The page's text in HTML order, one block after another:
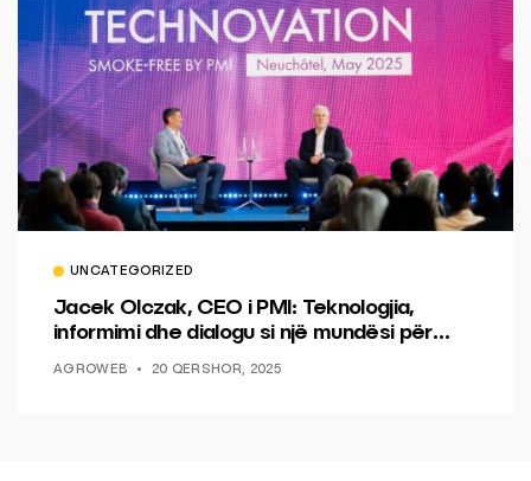
UNCATEGORIZED
Jacek Olczak, CEO i PMI: Teknologjia,
informimi dhe dialogu si një mundësi për
AGROWEB 20 QERSHOR, 2025